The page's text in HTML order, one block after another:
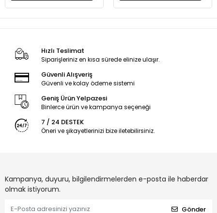
Hızlı Teslimat
Siparişleriniz en kısa sürede elinize ulaşır.
Güvenli Alışveriş
Güvenli ve kolay ödeme sistemi
Geniş Ürün Yelpazesi
Binlerce ürün ve kampanya seçeneği
7 / 24 DESTEK
Öneri ve şikayetlerinizi bize iletebilirsiniz.
Kampanya, duyuru, bilgilendirmelerden e-posta ile haberdar
olmak istiyorum.
Gönder